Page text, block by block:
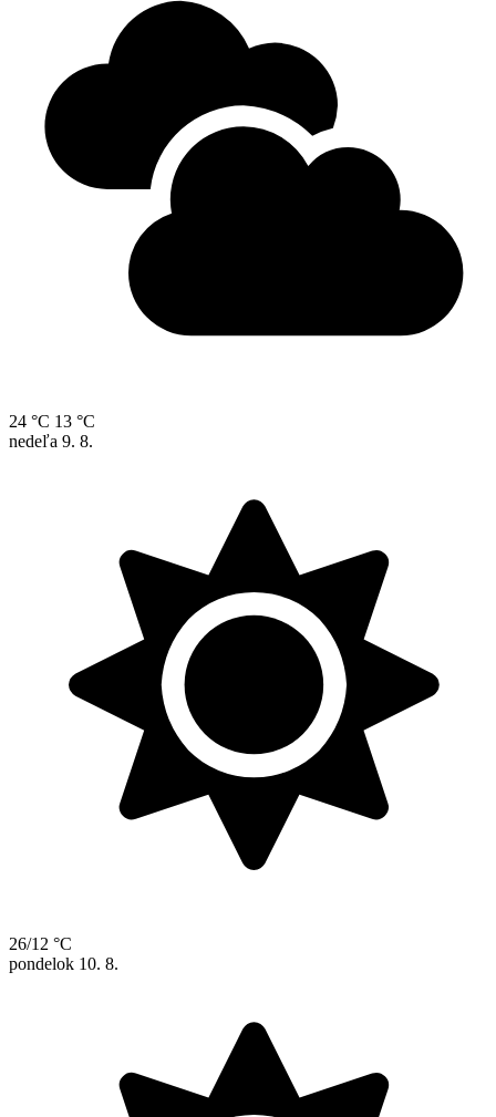
24 °C 13 °C
nedeľa 9. 8.
26/12 °C
pondelok 10. 8.